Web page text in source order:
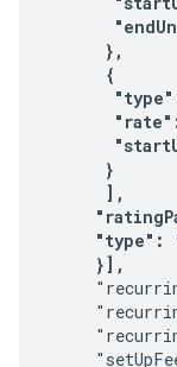
      },
      {
      }
      ],
"type":
     }],